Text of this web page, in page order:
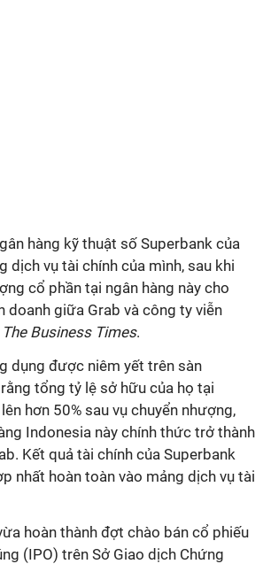
hàng kỹ thuật số Superbank của
dịch vụ tài chính của mình, sau khi
cổ phần tại ngân hàng này cho
doanh giữa Grab và công ty viễn
The Business Times.
dụng được niêm yết trên sàn
tổng tỷ lệ sở hữu của họ tại
hơn 50% sau vụ chuyển nhượng,
Indonesia này chính thức trở thành
Kết quả tài chính của Superbank
nhất hoàn toàn vào mảng dịch vụ tài
hoàn thành đợt chào bán cổ phiếu
(IPO) trên Sở Giao dịch Chứng